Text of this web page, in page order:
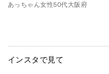
あっちゃん女性50代大阪府
インスタで見て